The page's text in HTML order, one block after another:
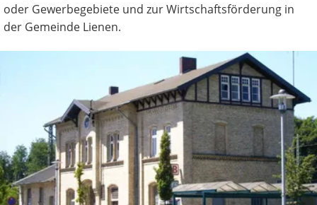
oder Gewerbegebiete und zur Wirtschaftsförderung in
der Gemeinde Lienen.